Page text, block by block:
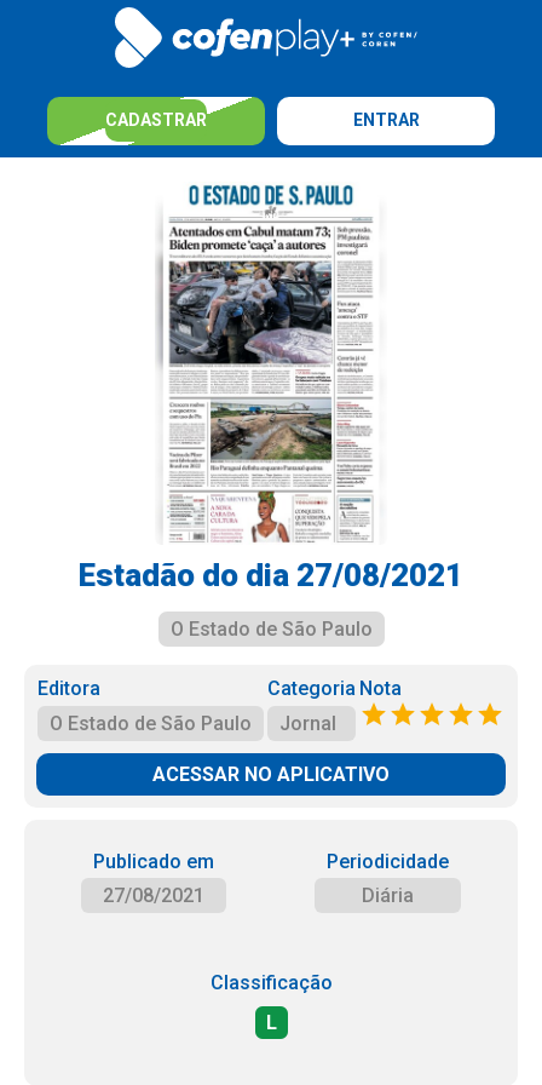
CADASTRAR ENTRAR
Estadão do dia 27/08/2021
O Estado de São Paulo
Editora
O Estado de São Paulo
Categoria
Jornal
Nota
ACESSAR NO APLICATIVO
Publicado em
27/08/2021
Periodicidade
Diária
Classificação
L